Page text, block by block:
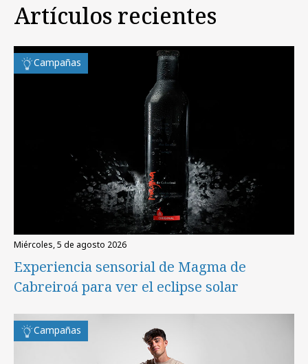
Artículos recientes
Campañas
miércoles, 5 de agosto 2026
Experiencia sensorial de Magma de
Cabreiroá para ver el eclipse solar
Campañas